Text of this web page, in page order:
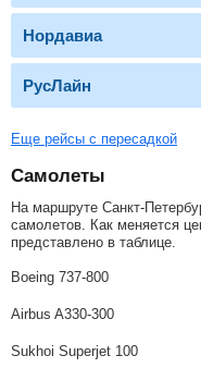
Нордавиа
РусЛайн
Еще рейсы с пересадкой
Самолеты
На маршруте Санкт-
самолетов. Как меняется
представлено в таблице.
Boeing 737-800
Airbus A330-300
Sukhoi Superjet 100